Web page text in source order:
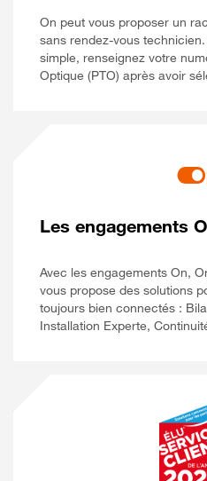
On peut vous proposer un
sans rendez-vous
simple, renseignez votre
Optique (PTO) après avoir
Les engagements
Avec les engagements On,
vous propose des solutions
toujours bien connectés :
Installation Experte,